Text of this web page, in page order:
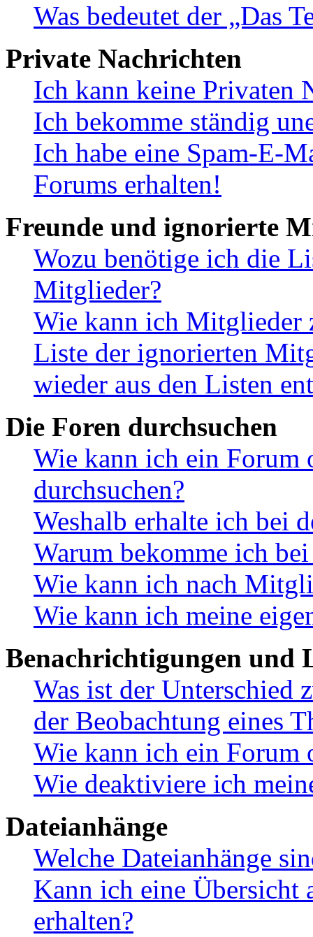
Was bedeutet der „Das
Private Nachrichten
Ich kann keine Privaten
Ich bekomme ständig
Ich habe eine Spam-E-
Forums erhalten!
Freunde und ignorierte
Wozu benötige ich die
Mitglieder?
Wie kann ich Mitglieder
Liste der ignorierten
wieder aus den Listen
Die Foren durchsuchen
Wie kann ich ein Forum
durchsuchen?
Weshalb erhalte ich bei
Warum bekomme ich
Wie kann ich nach
Wie kann ich meine
Benachrichtigungen und
Was ist der Unterschied
der Beobachtung eines
Wie kann ich ein Forum
Wie deaktiviere ich
Dateianhänge
Welche Dateianhänge
Kann ich eine Übersicht
erhalten?